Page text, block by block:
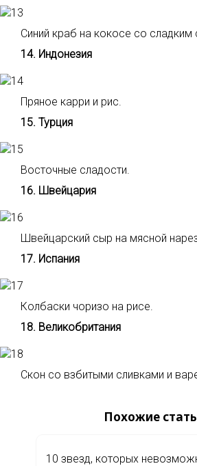
Синий краб на кокосе со сладким
14. Индонезия
Пряное карри и рис.
15. Турция
Восточные сладости.
16. Швейцария
Швейцарский сыр на мясной
17. Испания
Колбаски чоризо на рисе.
18. Великобритания
Скон со взбитыми сливками и
Похожие
10 звезд, которых